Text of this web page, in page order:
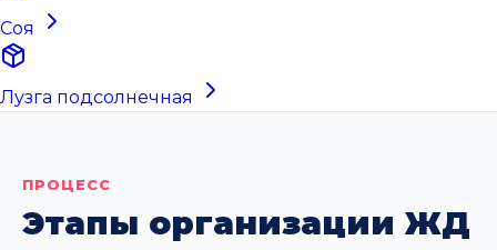
Соя
Лузга подсолнечная
ПРОЦЕСС
Этапы организации ЖД